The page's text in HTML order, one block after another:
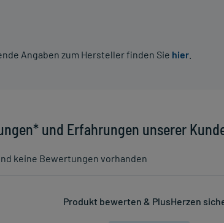
Angaben zum Hersteller finden Sie hier
und Erfahrungen unserer
keine Bewertungen vorhanden
Produkt bewerten & PlusHerzen